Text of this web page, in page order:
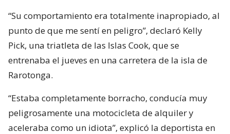
“Su comportamiento era totalmente inapropiado, al
punto de que me sentí en peligro”, declaró Kelly
Pick, una triatleta de las Islas Cook, que se
entrenaba el jueves en una carretera de la isla de
Rarotonga.
“Estaba completamente borracho, conducía muy
peligrosamente una motocicleta de alquiler y
aceleraba como un idiota”, explicó la deportista en